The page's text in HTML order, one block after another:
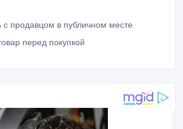
с продавцом в публичном месте
перед покупкой